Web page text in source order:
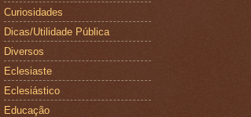
Curiosidades
Dicas/Utilidade Pública
Diversos
Eclesiaste
Eclesiástico
Educação